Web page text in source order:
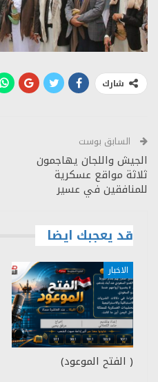
شارك
السابق بوست
الجيش واللجان يهاجمون
ثلاثة مواقع عسكرية
للمنافقين في عسير
قد يعجبك ايضا
الاخبار
( الفتح الموعود)